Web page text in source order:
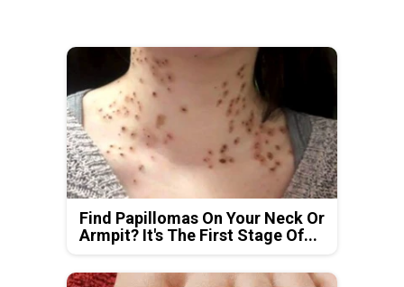
Find Papillomas On Your Neck Or
Armpit? It's The First Stage Of...